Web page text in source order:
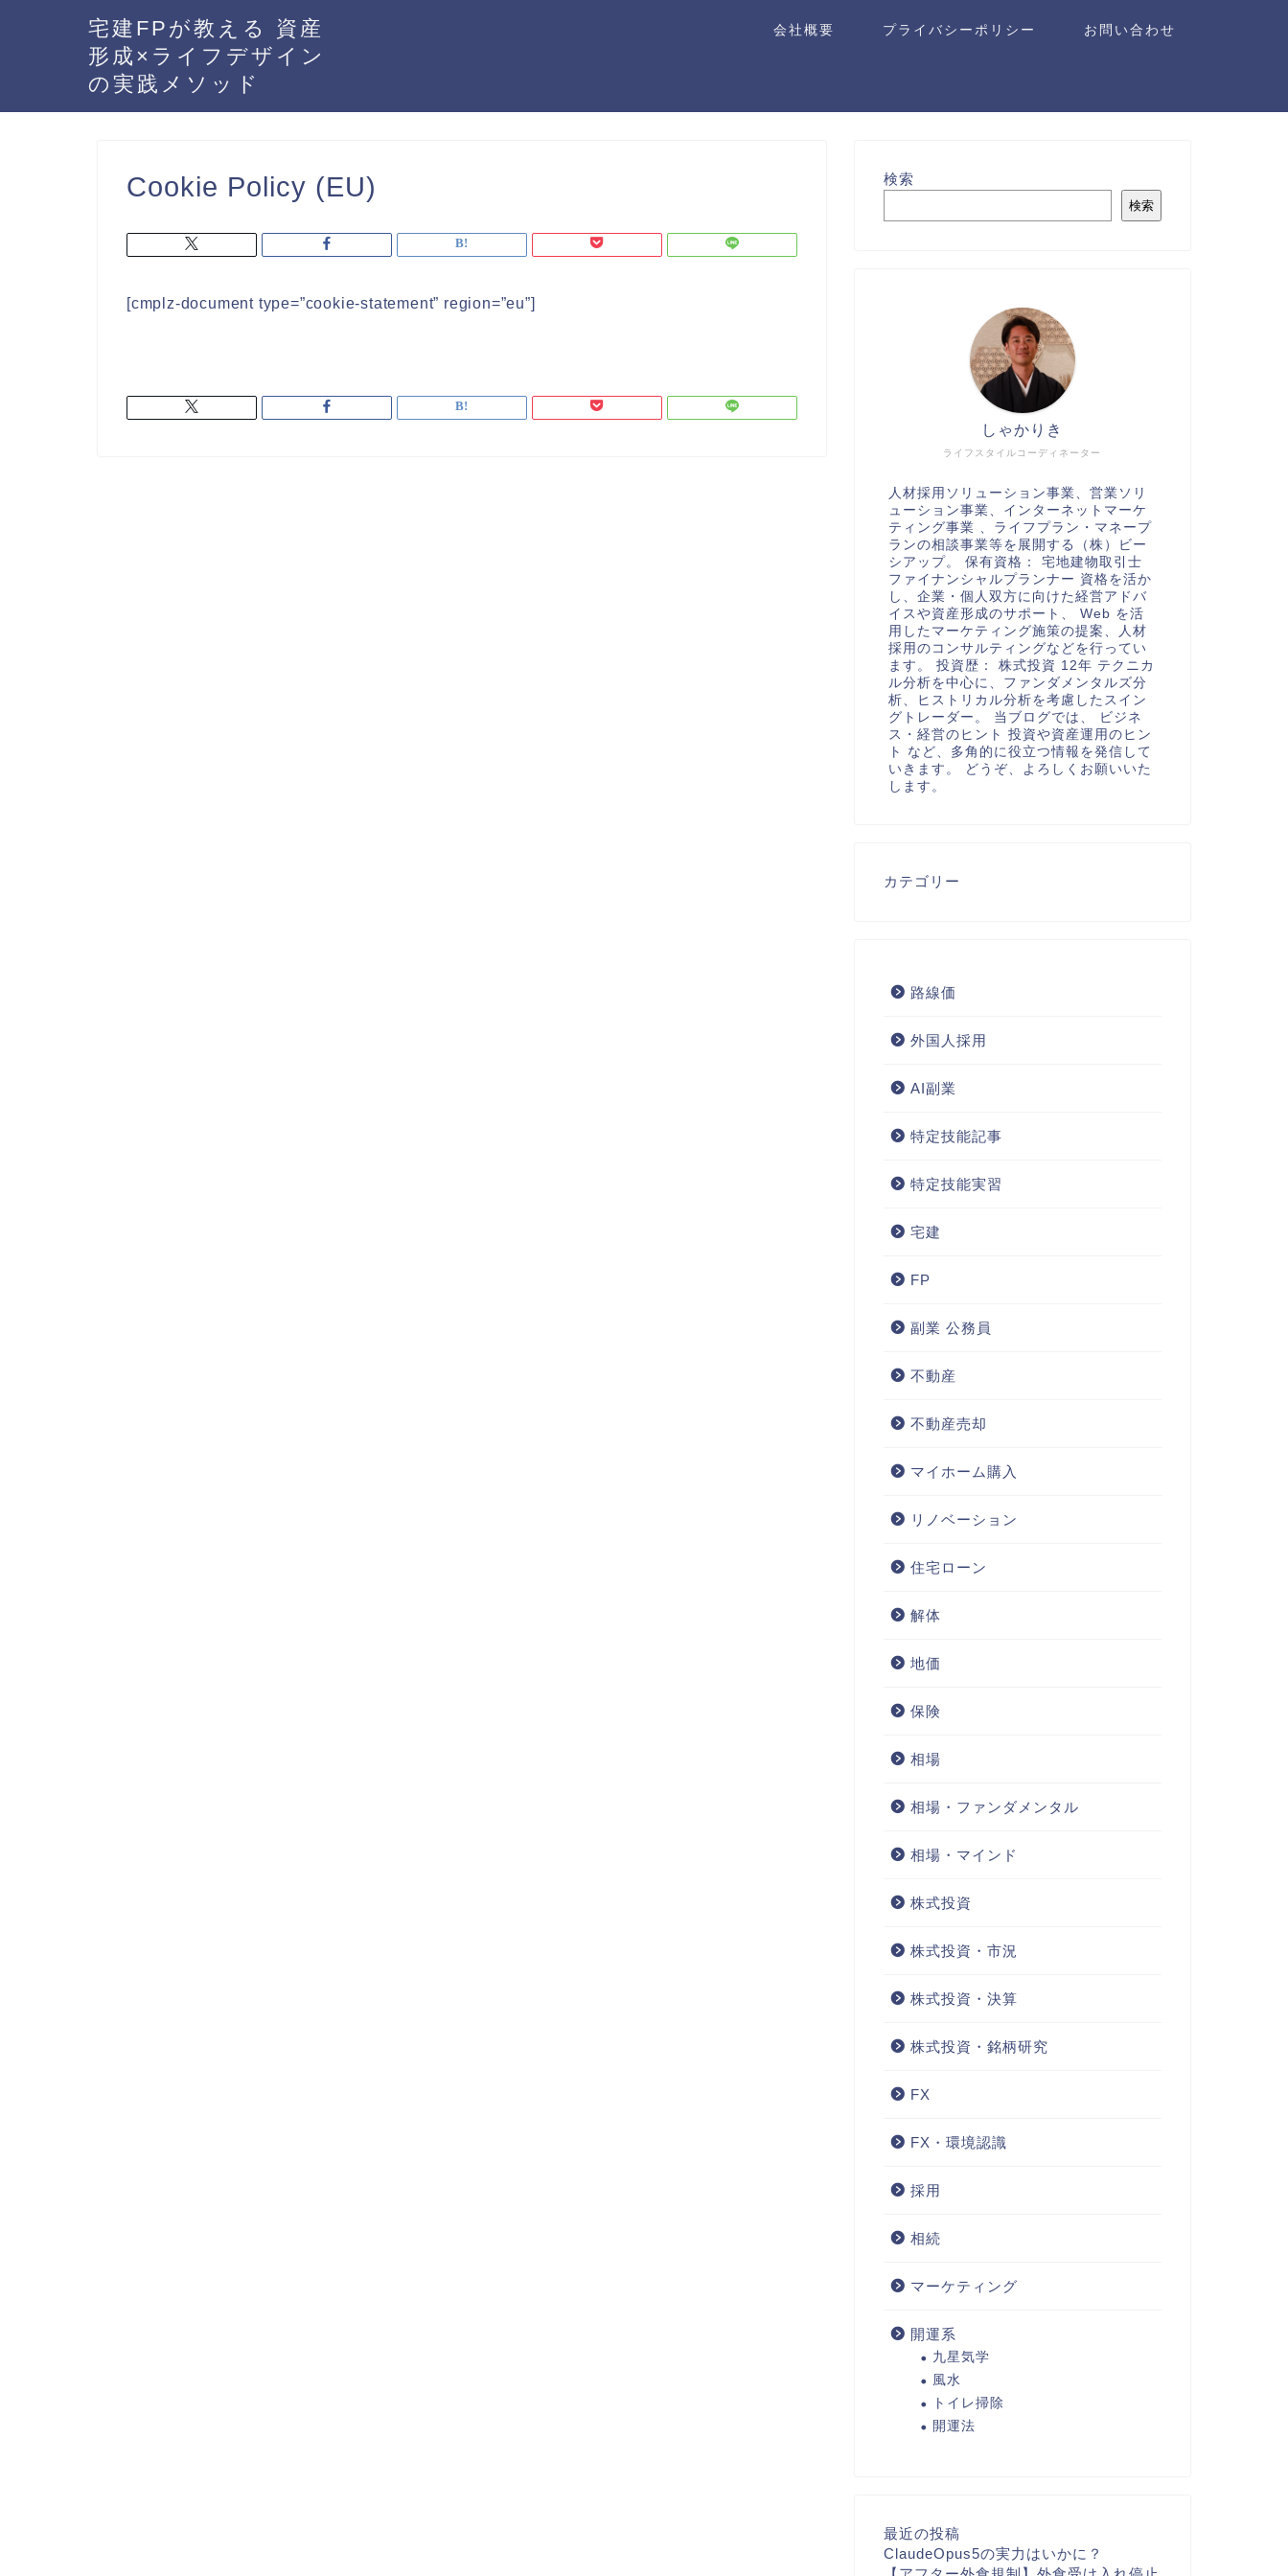
宅建FPが教える 資産
形成×ライフデザイン
の実践メソッド
会社概要 プライバシーポリシー お問い合わせ
Cookie Policy (EU)
[cmplz-document type=”cookie-statement” region=”eu”]
検索
検索
ライフスタイルコーディネーター
しゃかりき
人材採用ソリューション事業、営業ソリ
ューション事業、インターネットマーケ
ティング事業 、ライフプラン・マネープ
ランの相談事業等を展開する（株）ビー
シアップ。 保有資格： 宅地建物取引士
ファイナンシャルプランナー 資格を活か
し、企業・個人双方に向けた経営アドバ
イスや資産形成のサポート、 Web を活
用したマーケティング施策の提案、人材
採用のコンサルティングなどを行ってい
ます。 投資歴： 株式投資 12年 テクニカ
ル分析を中心に、ファンダメンタルズ分
析、ヒストリカル分析を考慮したスイン
グトレーダー。 当ブログでは、 ビジネ
ス・経営のヒント 投資や資産運用のヒン
ト など、多角的に役立つ情報を発信して
いきます。 どうぞ、よろしくお願いいた
します。
カテゴリー
路線価
外国人採用
AI副業
特定技能記事
特定技能実習
宅建
FP
副業 公務員
不動産
不動産売却
マイホーム購入
リノベーション
住宅ローン
解体
地価
保険
相場
相場・ファンダメンタル
相場・マインド
株式投資
株式投資・市況
株式投資・決算
株式投資・銘柄研究
FX
FX・環境認識
採用
相続
マーケティング
開運系
九星気学
風水
トイレ掃除
開運法
最近の投稿
ClaudeOpus5の実力はいかに？